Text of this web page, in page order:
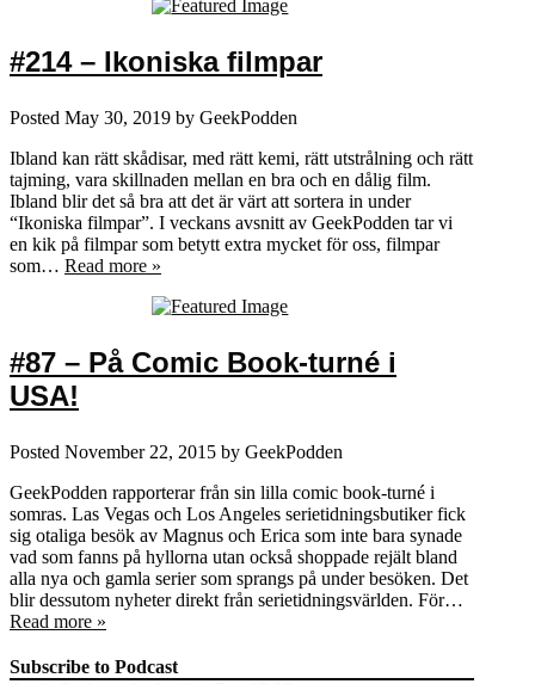
#214 – Ikoniska filmpar
Posted May 30, 2019 by GeekPodden
Ibland kan rätt skådisar, med rätt kemi, rätt utstrålning och rätt
tajming, vara skillnaden mellan en bra och en dålig film.
Ibland blir det så bra att det är värt att sortera in under
“Ikoniska filmpar”. I veckans avsnitt av GeekPodden tar vi
en kik på filmpar som betytt extra mycket för oss, filmpar
som… Read more »
#87 – På Comic Book-turné i
USA!
Posted November 22, 2015 by GeekPodden
GeekPodden rapporterar från sin lilla comic book-turné i
somras. Las Vegas och Los Angeles serietidningsbutiker fick
sig otaliga besök av Magnus och Erica som inte bara synade
vad som fanns på hyllorna utan också shoppade rejält bland
alla nya och gamla serier som sprangs på under besöken. Det
blir dessutom nyheter direkt från serietidningsvärlden. För…
Read more »
Subscribe to Podcast